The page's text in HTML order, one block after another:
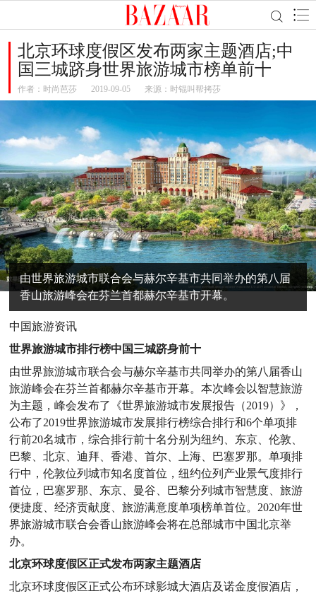
北京环球度假区发布两家主题酒店;中
国三城跻身​世界旅游城市榜单前十
作者： 时尚芭莎 2019-09-05 来源：时锟叫帮拷莎
由世界旅游城市联合会与赫尔辛基市共同举办的第八届
香山旅游峰会在芬兰首都赫尔辛基市开幕。
中国旅游资讯
世界旅游城市排行榜中国三城跻身前十
由世界旅游城市联合会与赫尔辛基市共同举办的第八届香山
旅游峰会在芬兰首都赫尔辛基市开幕。本次峰会以智慧旅游
为主题，峰会发布了《世界旅游城市发展报告（2019）》，
公布了2019世界旅游城市发展排行榜综合排行和6个单项排
行前20名城市，综合排行前十名分别为纽约、东京、伦敦、
巴黎、北京、迪拜、香港、首尔、上海、巴塞罗那。单项排
行中，伦敦位列城市知名度首位，纽约位列产业景气度排行
首位，巴塞罗那、东京、曼谷、巴黎分列城市智慧度、旅游
便捷度、经济贡献度、旅游满意度单项榜单首位。2020年世
界旅游城市联合会香山旅游峰会将在总部城市中国北京举
办。
北京环球度假区正式发布两家主题酒店
北京环球度假区正式公布环球影城大酒店及诺金度假酒店，